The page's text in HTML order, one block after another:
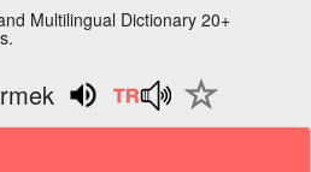
Multilingual Dictionary 20+